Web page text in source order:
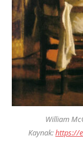
William
Kaynak:https://